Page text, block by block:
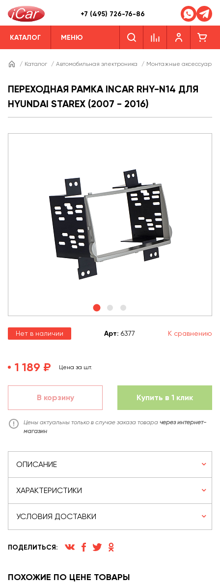
+7 (495) 726-76-86
КАТАЛОГ МЕНЮ
/ Каталог / Автомобильная электроника / Монтажные аксессуары
ПЕРЕХОДНАЯ РАМКА INCAR RHY-N14 ДЛЯ
HYUNDAI STAREX (2007 - 2016)
Нет в наличии Арт: 6377 К сравнению
1 189 ₽ Цена за шт.
В корзину Купить в 1 клик
Цены актуальны только в случае заказа товара через интернет-
магазин
ОПИСАНИЕ
ХАРАКТЕРИСТИКИ
УСЛОВИЯ ДОСТАВКИ
ПОДЕЛИТЬСЯ:
ПОХОЖИЕ ПО ЦЕНЕ ТОВАРЫ